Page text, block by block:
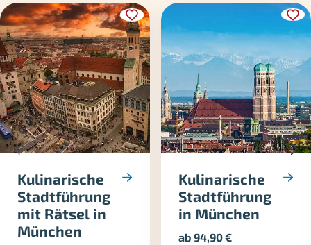
Kulinarische
Stadtführung
mit Rätsel in
München
Kulinarische
Stadtführung
in München
ab94,90€